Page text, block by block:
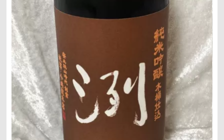
くて、結果としての穏やかな酸っぱ口。でもこの感じがな
んだか中々のヘルシードリンクな気がしてきたり